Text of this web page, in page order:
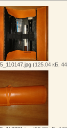
(125.04 кБ,